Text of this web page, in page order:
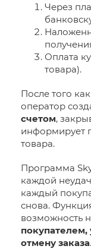
Через
Оплата
товара).
После того
оператор
счетом,
информирует
товара.
Программа
каждой
каждый
снова.
возможность
покупателем,
отмену заказа.